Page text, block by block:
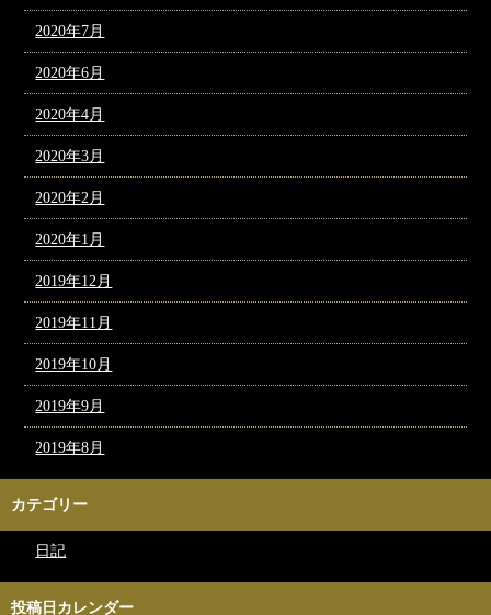
2020年7月
2020年6月
2020年4月
2020年3月
2020年2月
2020年1月
2019年12月
2019年11月
2019年10月
2019年9月
2019年8月
カテゴリー
日記
投稿日カレンダー